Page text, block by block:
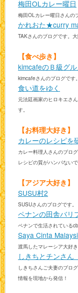
梅田OLカレー曜日
梅田OLカレー曜日さんの
かれおた★curry
TAKさんのブログです。
【食べ歩き】
kimcafeのＢ級グ
kimcafeさんのブログです
食い道をゆく
元法廷画家のヒロキエさ
す。
【お料理大好き】
カレーのレシピを
カレー料理人さんのブログ
レシピの質がハンパない
【アジア大好き】
SUSU村2
SUSUさんのブログです。
ペナンの田舎バリ
ペナンで生活されている
Saya Cinta
渡馬したマレーシア大好
しきちとチンさ
しきちさんご夫妻のブロ
情報を現地から発信！